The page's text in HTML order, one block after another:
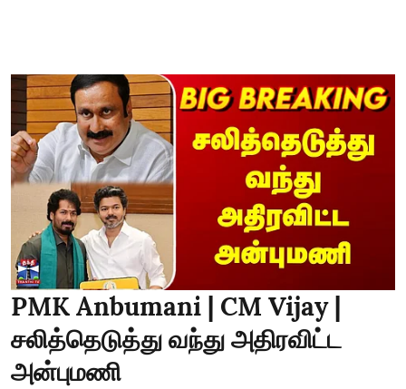
PMK Anbumani | CM Vijay |
சலித்தெடுத்து வந்து அதிரவிட்ட
அன்புமணி